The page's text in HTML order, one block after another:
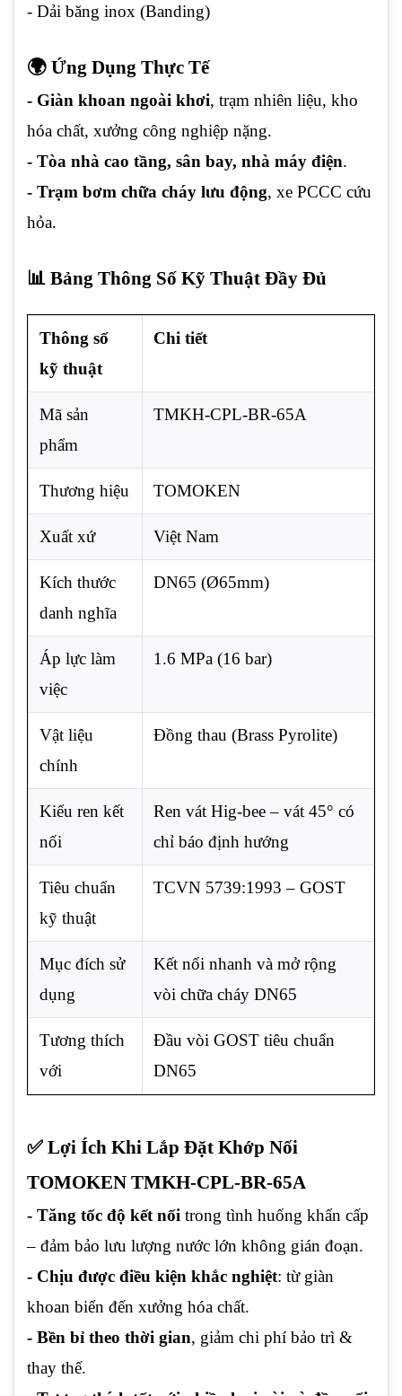
- Dải băng inox (Banding)
🌍 Ứng Dụng Thực Tế
- Giàn khoan ngoài khơi, trạm nhiên liệu, kho
hóa chất, xưởng công nghiệp nặng.
- Tòa nhà cao tầng, sân bay, nhà máy điện.
- Trạm bơm chữa cháy lưu động, xe PCCC cứu
hỏa.
📊 Bảng Thông Số Kỹ Thuật Đầy Đủ
Thông số
kỹ thuật
Chi tiết
Mã sản
phẩm
TMKH-CPL-BR-65A
Thương hiệu TOMOKEN
Xuất xứ Việt Nam
Kích thước
danh nghĩa
DN65 (Ø65mm)
Áp lực làm
việc
1.6 MPa (16 bar)
Vật liệu
chính
Đồng thau (Brass Pyrolite)
Kiểu ren kết
nối
Ren vát Hig-bee – vát 45° có
chỉ báo định hướng
Tiêu chuẩn
kỹ thuật
TCVN 5739:1993 – GOST
Mục đích sử
dụng
Kết nối nhanh và mở rộng
vòi chữa cháy DN65
Tương thích
với
Đầu vòi GOST tiêu chuẩn
DN65
✅ Lợi Ích Khi Lắp Đặt Khớp Nối
TOMOKEN TMKH-CPL-BR-65A
- Tăng tốc độ kết nối trong tình huống khẩn cấp
– đảm bảo lưu lượng nước lớn không gián đoạn.
- Chịu được điều kiện khắc nghiệt: từ giàn
khoan biển đến xưởng hóa chất.
- Bền bỉ theo thời gian, giảm chi phí bảo trì &
thay thế.